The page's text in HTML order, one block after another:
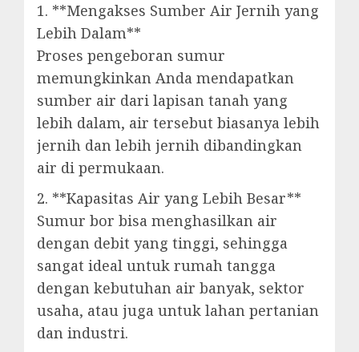
1. **Mengakses Sumber Air Jernih yang
Lebih Dalam**
Proses pengeboran sumur
memungkinkan Anda mendapatkan
sumber air dari lapisan tanah yang
lebih dalam, air tersebut biasanya lebih
jernih dan lebih jernih dibandingkan
air di permukaan.
2. **Kapasitas Air yang Lebih Besar**
Sumur bor bisa menghasilkan air
dengan debit yang tinggi, sehingga
sangat ideal untuk rumah tangga
dengan kebutuhan air banyak, sektor
usaha, atau juga untuk lahan pertanian
dan industri.